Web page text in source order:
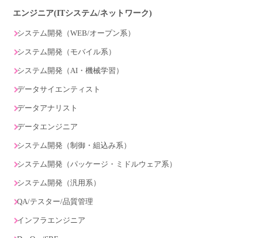
エンジニア(ITシステム/ネットワーク)
システム開発（WEB/オープン系）
システム開発（モバイル系）
システム開発（AI・機械学習）
データサイエンティスト
データアナリスト
データエンジニア
システム開発（制御・組込み系）
システム開発（パッケージ・ミドルウェア系）
システム開発（汎用系）
QA/テスター/品質管理
インフラエンジニア